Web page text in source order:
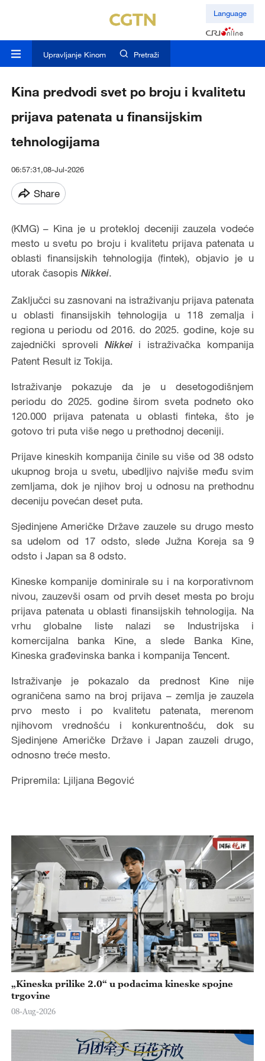
Language
Upravljanje Kinom Pretraži
Kina predvodi svet po broju i kvalitetu
prijava patenata u finansijskim
tehnologijama
06:57:31,08-Jul-2026
Share
(KMG) – Kina je u protekloj deceniji zauzela vodeće
mesto u svetu po broju i kvalitetu prijava patenata u
oblasti finansijskih tehnologija (fintek), objavio je u
utorak časopis Nikkei.
Zaključci su zasnovani na istraživanju prijava patenata
u oblasti finansijskih tehnologija u 118 zemalja i
regiona u periodu od 2016. do 2025. godine, koje su
zajednički sproveli
Nikkeii istraživačka kompanija
Patent Result iz Tokija.
Istraživanje pokazuje da je u desetogodišnjem
periodu do 2025. godine širom sveta podneto oko
120.000 prijava patenata u oblasti finteka, što je
gotovo tri puta više nego u prethodnoj deceniji.
Prijave kineskih kompanija činile su više od 38 odsto
ukupnog broja u svetu, ubedljivo najviše među svim
zemljama, dok je njihov broj u odnosu na prethodnu
deceniju povećan deset puta.
Sjedinjene Američke Države zauzele su drugo mesto
sa udelom od 17 odsto, slede Južna Koreja sa 9
odsto i Japan sa 8 odsto.
Kineske kompanije dominirale su i na korporativnom
nivou, zauzevši osam od prvih deset mesta po broju
prijava patenata u oblasti finansijskih tehnologija. Na
vrhu globalne liste nalazi se Industrijska i
komercijalna banka Kine, a slede Banka Kine,
Kineska građevinska banka i kompanija Tencent.
Istraživanje je pokazalo da prednost Kine nije
ograničena samo na broj prijava – zemlja je zauzela
prvo mesto i po kvalitetu patenata, merenom
njihovom vrednošću i konkurentnošću, dok su
Sjedinjene Američke Države i Japan zauzeli drugo,
odnosno treće mesto.
Pripremila: Ljiljana Begović
„Kineska prilike 2.0“ u podacima kineske spojne
trgovine
08-Aug-2026